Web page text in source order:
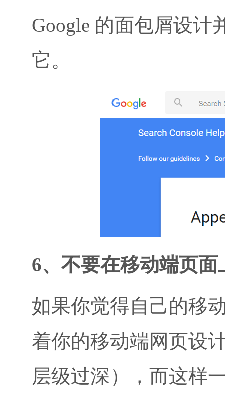
Google 的面包屑设计
它。
6、不要在移动端页
如果你觉得自己的移
着你的移动端网页设
层级过深），而这样